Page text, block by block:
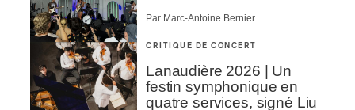
Par Marc-Antoine Bernier
CRITIQUE DE CONCERT
Lanaudière 2026 | Un
festin symphonique en
quatre services, signé Liu